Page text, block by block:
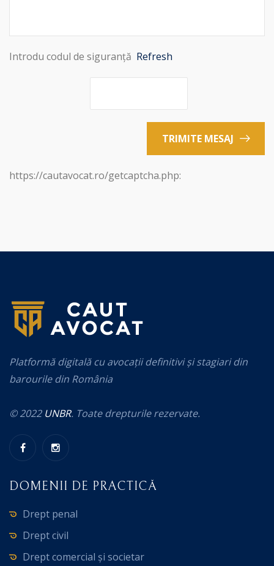
Introdu codul de siguranță Refresh
TRIMITE MESAJ
https://cautavocat.ro/getcaptcha.php:
Platformă digitală cu avocații definitivi și stagiari din
barourile din România
© 2022 UNBR. Toate drepturile rezervate.
DOMENII DE PRACTICĂ
Drept penal
Drept civil
Drept comercial și societar